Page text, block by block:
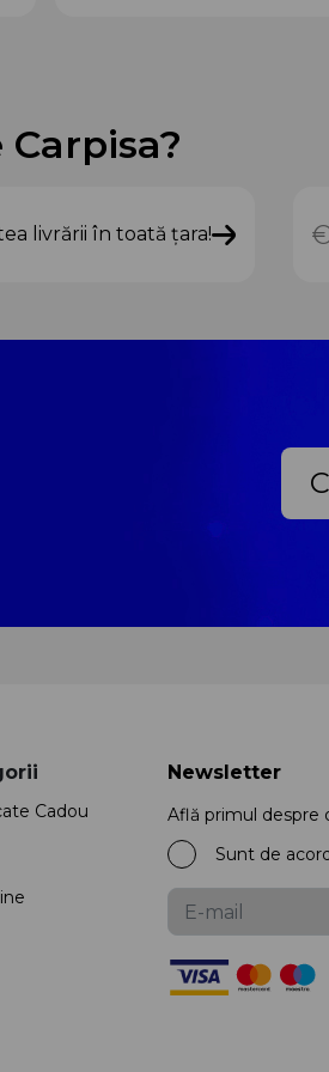
livrării în toată țara!
Cadou
Newsletter
Află primul despre
Sunt de